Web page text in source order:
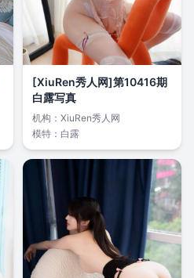
[XiuRen秀人网]第10416期
白露写真
机构： XiuRen秀人网
模特： 白露